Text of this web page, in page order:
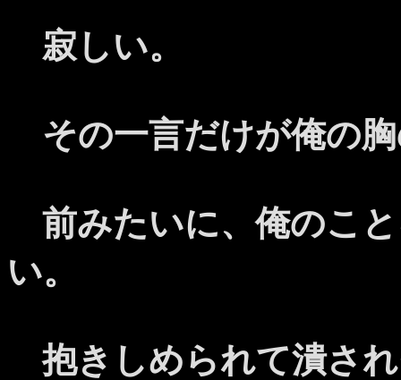
寂しい。
その一言だけが俺の
前みたいに、俺のこ
い。
抱きしめられて潰さ